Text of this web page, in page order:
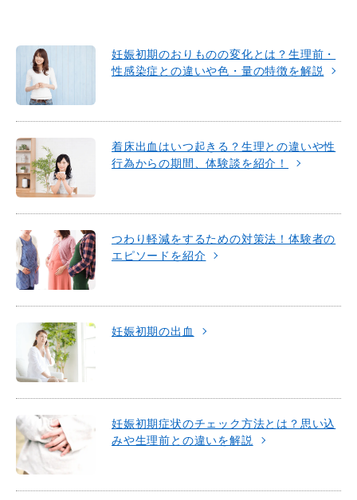
妊娠初期のおりものの変化とは？生理前・
性感染症との違いや色・量の特徴を解説
着床出血はいつ起きる？生理との違いや性
行為からの期間、体験談を紹介！
つわり軽減をするための対策法！体験者の
エピソードを紹介
妊娠初期の出血
妊娠初期症状のチェック方法とは？思い込
みや生理前との違いを解説